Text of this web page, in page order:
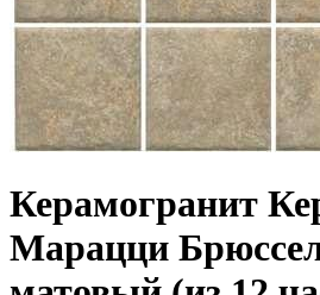
Керамогранит
Марацци